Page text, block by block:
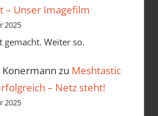
– Unser Imagefilm
2025
gemacht. Weiter so.
zu Meshtastic
– Netz steht!
2025